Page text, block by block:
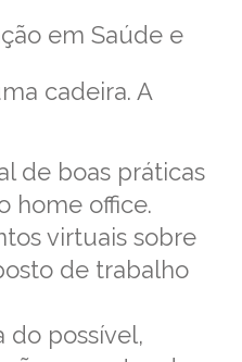
em Saúde e
cadeira. A
de boas práticas
home office.
virtuais sobre
de trabalho
do possível,